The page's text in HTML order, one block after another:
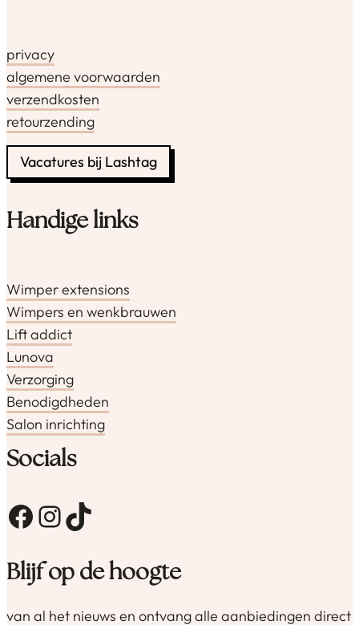
privacy
algemene voorwaarden
verzendkosten
retourzending
Vacatures bij Lashtag
Handige links
Wimper extensions
Wimpers en wenkbrauwen
Lift addict
Lunova
Verzorging
Benodigdheden
Salon inrichting
Socials
Facebook InstagramTikTok
Blijf op de hoogte
van al het nieuws en ontvang alle aanbiedingen direct